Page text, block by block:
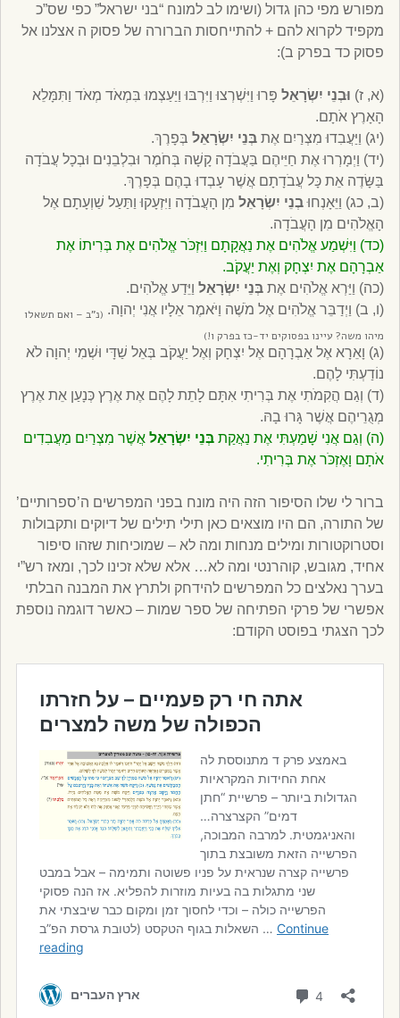
מפורש מפי כהן גדול (ושימו לב למונח “בני ישראל” כפי שס”כ
מקפיד לקרוא להם + להתייחסות הברורה של פסוק ה אצלנו אל
פסוק כד בפרק ב):
(א, ז) וּבְנֵי יִשְׂרָאֵל פָּרוּ וַיִּשְׁרְצוּ וַיִּרְבּוּ וַיַּעַצְמוּ בִּמְאֹד מְאֹד וַתִּמָּלֵא
הָאָרֶץ אֹתָם.
(יג) וַיַּעֲבִדוּ מִצְרַיִם אֶתבְּנֵי יִשְׂרָאֵל בְּפָרֶךְ.
(יד) וַיְמָרְרוּ אֶת חַיֵּיהֶם בַּעֲבֹדָה קָשָׁה בְּחֹמֶר וּבִלְבֵנִים וּבְכָל עֲבֹדָה
בַּשָּׂדֶה אֵת כָּל עֲבֹדָתָם אֲשֶׁר עָבְדוּ בָהֶם בְּפָרֶךְ.
(ב, כג) וַיֵּאָנְחוּבְנֵי יִשְׂרָאֵל מִן הָעֲבֹדָה וַיִּזְעָקוּ וַתַּעַל שַׁוְעָתָם אֶל
הָאֱלֹהִים מִן הָעֲבֹדָה.
(כד) וַיִּשְׁמַע אֱלֹהִים אֶת נַאֲקָתָם וַיִּזְכֹּר אֱלֹהִים אֶת בְּרִיתוֹ אֶת
אַבְרָהָם אֶת יִצְחָק וְאֶת יַעֲקֹב.
(כה) וַיַּרְא אֱלֹהִים אֶתבְּנֵי יִשְׂרָאֵל וַיֵּדַע אֱלֹהִים.
(ו, ב) וַיְדַבֵּר אֱלֹהִים אֶל מֹשֶׁה וַיֹּאמֶר אֵלָיו אֲנִי יְהוָה. (נ”ב – ואם תשאלו
מיהו משה? עיינו בפסוקים יד-כז בפרק ו!)
(ג) וָאֵרָא אֶל אַבְרָהָם אֶל יִצְחָק וְאֶל יַעֲקֹב בְּאֵל שַׁדָּי וּשְׁמִי יְהוָה לֹא
נוֹדַעְתִּי לָהֶם.
(ד) וְגַם הֲקִמֹתִי אֶת בְּרִיתִי אִתָּם לָתֵת לָהֶם אֶת אֶרֶץ כְּנָעַן אֵת אֶרֶץ
מְגֻרֵיהֶם אֲשֶׁר גָּרוּ בָהּ.
(ה) וְגַם אֲנִי שָׁמַעְתִּי אֶת נַאֲקַתבְּנֵי יִשְׂרָאֵל אֲשֶׁר מִצְרַיִם מַעֲבִדִים
אֹתָם וָאֶזְכֹּר אֶת בְּרִיתִי.
ברור לי שלו הסיפור הזה היה מונח בפני המפרשים ה’ספרותיים’
של התורה, הם היו מוצאים כאן תילי תילים של דיוקים ותקבולות
וסטרוקטורות ומילים מנחות ומה לא – שמוכיחות שזהו סיפור
אחיד, מגובש, קוהרנטי ומה לא… אלא שלא זכינו לכך, ומאז רש”י
בערך נאלצים כל המפרשים להידחק ולתרץ את המבנה הבלתי
אפשרי של פרקי הפתיחה של ספר שמות – כאשר דוגמה נוספת
לכך הצגתי בפוסט הקודם: